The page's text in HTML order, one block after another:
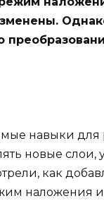
навыки для
новые слои,
как
наложения